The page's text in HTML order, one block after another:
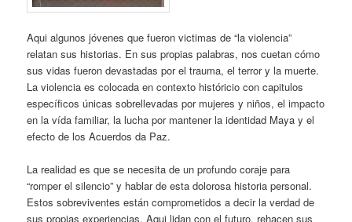
Aqui algunos jóvenes que fueron victimas de “la violencia”
relatan sus historias. En sus propias palabras, nos cuetan cómo
sus vidas fueron devastadas por el trauma, el terror y la muerte.
La violencia es colocada en contexto históricio con capitulos
específicos únicas sobrellevadas por mujeres y niños, el impacto
en la vída familiar, la lucha por mantener la identidad Maya y el
efecto de los Acuerdos da Paz.
La realidad es que se necesita de un profundo coraje para
“romper el silencio” y hablar de esta dolorosa historia personal.
Estos sobreviventes están comprometidos a decir la verdad de
sus propias experiencias. Aqui lidan con el futuro, rehacen sus